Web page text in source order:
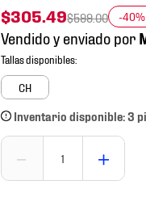
$305.49$599.00 -40%
Vendido y enviado por
CH
Inventario disponible: 3
＋
－